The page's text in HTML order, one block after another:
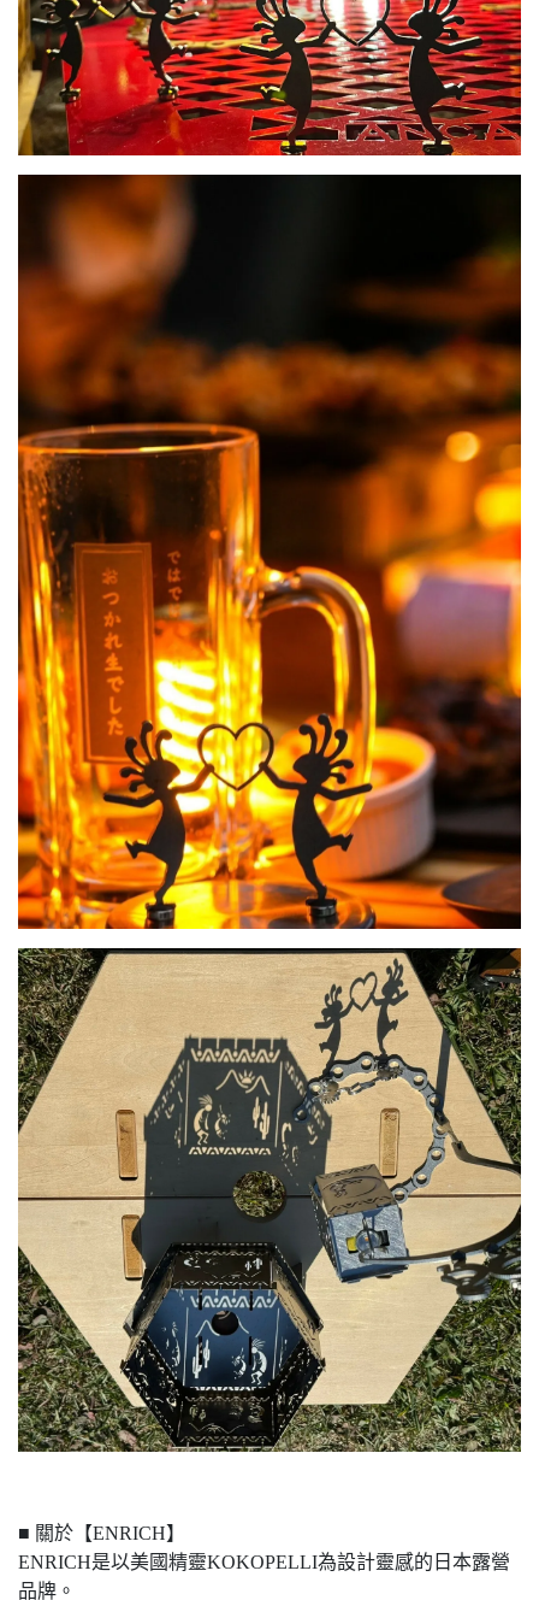
■ 關於【ENRICH】
ENRICH是以美國精靈KOKOPELLI為設計靈感的日本露營
品牌。